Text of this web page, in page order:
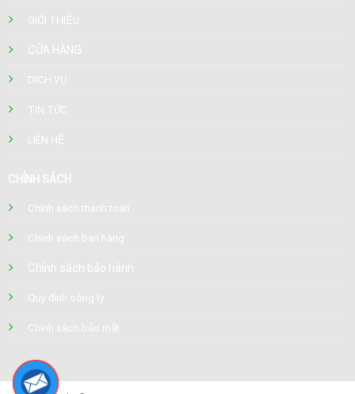
GIỚI THIỆU
CỬA HÀNG
DỊCH VỤ
TIN TỨC
LIÊN HỆ
CHÍNH SÁCH
Chính sách thanh toán
Chính sách bán hàng
Chính sách bảo hành
Quy định công ty
Chính sách bảo mật